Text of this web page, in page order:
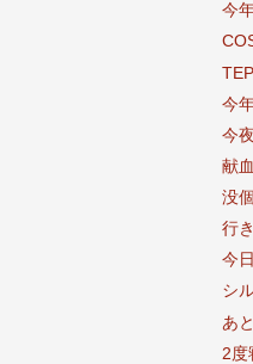
今
今
今
献
没
行
今
シ
あ
2度